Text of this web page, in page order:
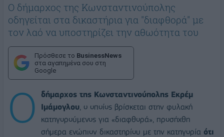
Ο δήμαρχος της Κωνσταντινούπολης
οδηγείται στα δικαστήρια για "διαφθορά" με
τον λαό να υποστηρίζει την αθωότητα του
Πρόσθεσε το BusinessNews
στα αγαπημένα σου στη
Google
Ο
δήμαρχος της Κωνσταντινούπολης Εκρέμ
Ιμάμογλου , ο οποίος βρίσκεται στην φυλακή
κατηγορούμενος για «διαφθορά», προσήχθη
σήμερα ενώπιον δικαστηρίου με την κατηγορία ότι